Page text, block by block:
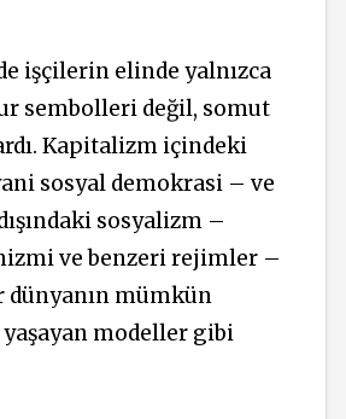
işçilerin elinde yalnızca
sembolleri değil, somut
Kapitalizm içindeki
sosyal demokrasi – ve
sosyalizm –
ve benzeri rejimler –
dünyanın mümkün
modeller gibi